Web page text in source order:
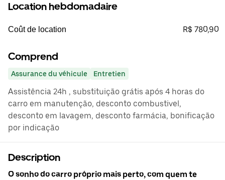
Location hebdomadaire
Coût de location R$ 780,90
Comprend
Assurance du véhicule Entretien
Assistência 24h , substituição grátis após 4 horas do
carro em manutenção, desconto combustivel,
desconto em lavagem, desconto farmácia, bonificação
por indicação
Description
O sonho do carro próprio mais perto, com quem te